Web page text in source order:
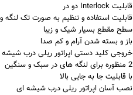
قابلیت Interlock دو در
قابلیت استفاده و تنظیم به صورت تک لنگه
سطح مقطع بسیار شیک و زیبا
باز و بسته شدن آرام و کم صدا
خروجی کلید دستی اپراتور ریلی درب
2 منظوره برای لنگه های در سبک و سنگین
با قابلیت جا به جایی بالا
نصب آسان اپراتور ریلی درب شیشه ای